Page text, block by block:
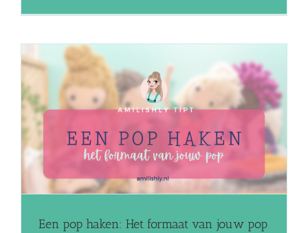
Een pop haken: Het formaat van jouw pop